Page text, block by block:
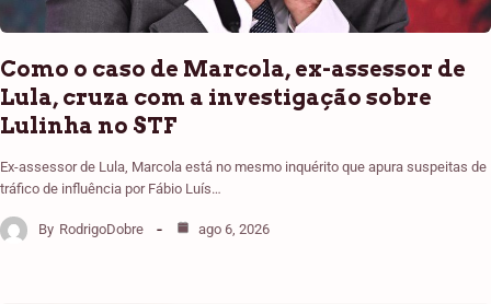
Como o caso de Marcola, ex-assessor de
Lula, cruza com a investigação sobre
Lulinha no STF
Ex-assessor de Lula, Marcola está no mesmo inquérito que apura suspeitas de
tráfico de influência por Fábio Luís…
By RodrigoDobre ago 6, 2026